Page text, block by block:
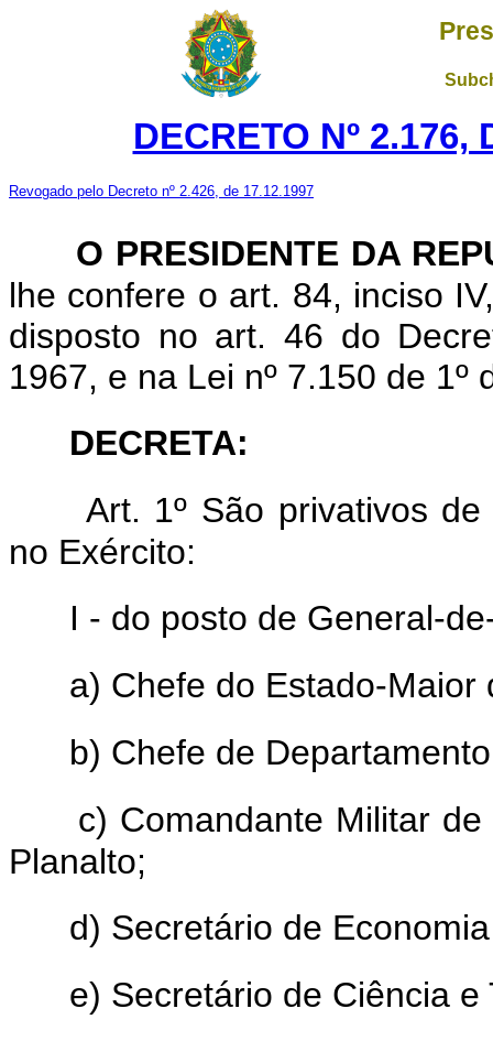
DECRETO Nº 2.176,
Revogado pelo Decreto nº 2.426, de 17.12.1997
O PRESIDENTE DA
lhe confere o art. 84, inciso
disposto no art. 46 do
1967, e na Lei nº 7.150 de 1º
DECRETA:
Art. 1º São privativos
no Exército:
I - do posto de General-
a) Chefe do Estado-Maior
b) Chefe de
c) Comandante Militar
Planalto;
d) Secretário de
e) Secretário de Ciência e